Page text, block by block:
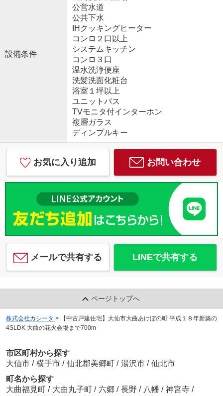
設備条件
公営水道
公共下水
IHクッキングヒーター
コンロ２口以上
システムキッチン
コンロ３口
温水洗浄便座
洗髪洗面化粧台
浴室１坪以上
ユニットバス
TVモニタ付インターホン
複層ガラス
ディンプルキー
お気に入り追加 お問い合わせ
メールで共有する LINEで共有する
ページトップへ
株式会社カシータ >
【中古戸建住宅】大仙市大曲あけぼの町 平成１８年新築の
4SLDK 大曲の花火会場まで700m
市区町村から探す
大仙市 / 横手市 / 仙北郡美郷町 / 湯沢市 / 仙北市
町名から探す
大曲福見町 / 大曲丸子町 / 六郷 / 長野 / 八幡 / 神宮寺 /